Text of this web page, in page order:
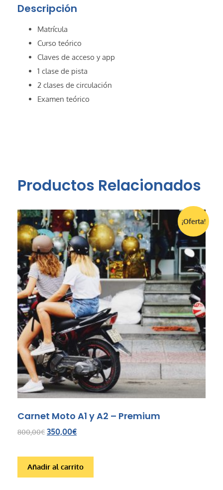
Descripción
Matrícula
Curso teórico
Claves de acceso y app
1 clase de pista
2 clases de circulación
Examen teórico
Productos Relacionados
¡Oferta!
Carnet Moto A1 y A2 – Premium
800,00€ 350,00€
Añadir al carrito